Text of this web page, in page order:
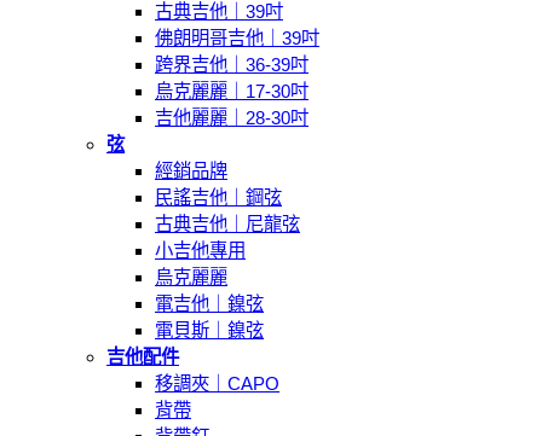
古典吉他｜39吋
佛朗明哥吉他｜39吋
跨界吉他｜36-39吋
烏克麗麗｜17-30吋
吉他麗麗｜28-30吋
弦
經銷品牌
民謠吉他｜鋼弦
古典吉他｜尼龍弦
小吉他專用
烏克麗麗
電吉他｜鎳弦
電貝斯｜鎳弦
吉他配件
移調夾｜CAPO
背帶